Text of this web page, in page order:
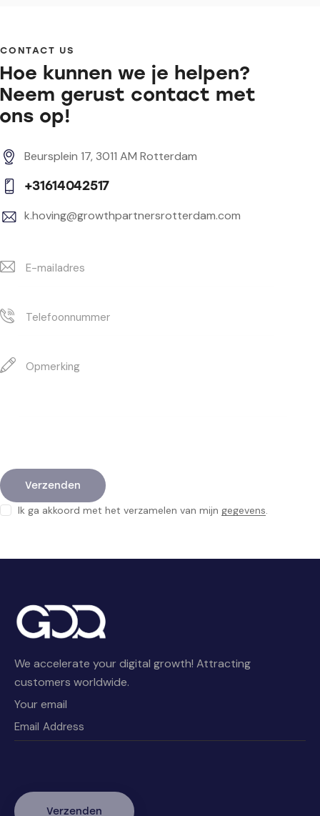
CONTACT US
Hoe kunnen we je helpen?
Neem gerust contact met
ons op!
Beursplein 17, 3011 AM Rotterdam
+31614042517
k.hoving@growthpartnersrotterdam.com
Ik ga akkoord met het verzamelen van mijn gegevens.
We accelerate your digital growth! Attracting
customers worldwide.
Your email